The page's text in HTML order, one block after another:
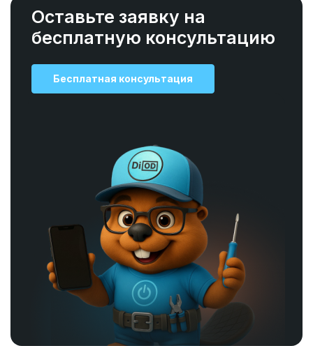
Оставьте заявку на
бесплатную консультацию
Бесплатная консультация